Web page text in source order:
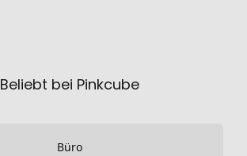
Beliebt bei Pinkcube
Büro